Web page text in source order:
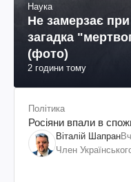
Наука
Не замерзає
загадка
(фото)
2 години тому
Політика
Росіяни впали в
Віталій Шапран
Член